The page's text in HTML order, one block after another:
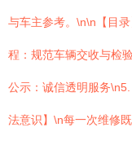
与车主参考。\n\n【目
程：规范车辆交收与检
公示：诚信透明服务
法意识】\n每一次维修